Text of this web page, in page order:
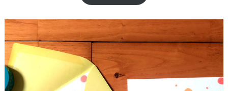
4,50 €
à